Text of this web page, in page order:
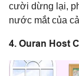
cười dừng lại,
nước mắt của
4. Ouran Host